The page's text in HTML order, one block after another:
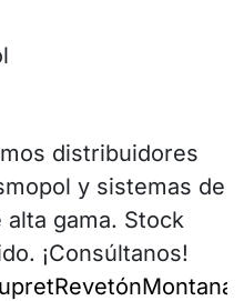
distribuidores
y sistemas de
gama. Stock
¡Consúltanos!
RevetónMontana